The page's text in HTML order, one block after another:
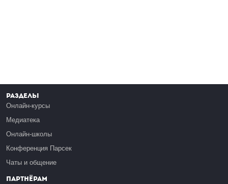
Разделы
Онлайн-курсы
Медиатека
Онлайн-школы
Конференция Парсек
Чаты и общение
Партнёрам